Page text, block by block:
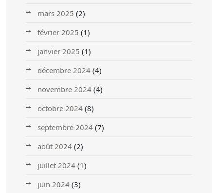
mars 2025 (2)
février 2025 (1)
janvier 2025 (1)
décembre 2024 (4)
novembre 2024 (4)
octobre 2024 (8)
septembre 2024 (7)
août 2024 (2)
juillet 2024 (1)
juin 2024 (3)